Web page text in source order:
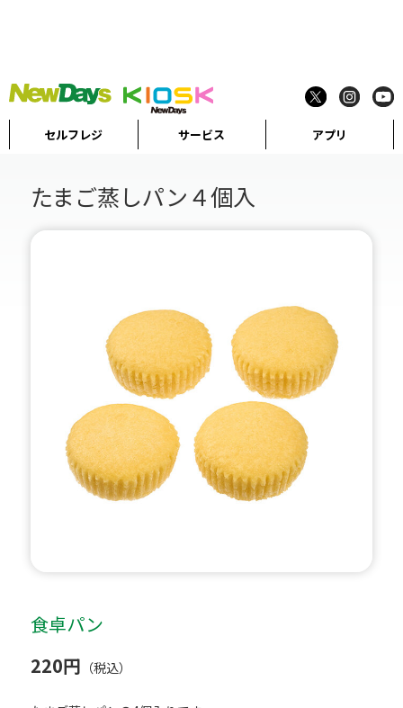
セルフレジ サービス アプリ
たまご蒸しパン４個入
食卓パン
220円 （税込）